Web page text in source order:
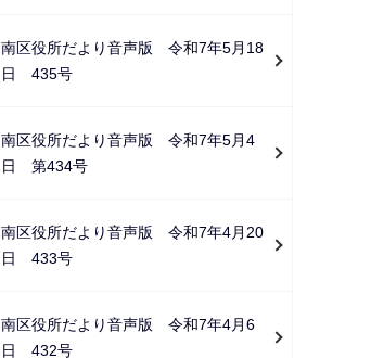
南区役所だより音声版 令和7年5月18
日 435号
南区役所だより音声版 令和7年5月4
日 第434号
南区役所だより音声版 令和7年4月20
日 433号
南区役所だより音声版 令和7年4月6
日 432号